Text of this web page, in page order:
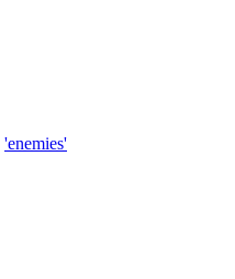
'enemies'